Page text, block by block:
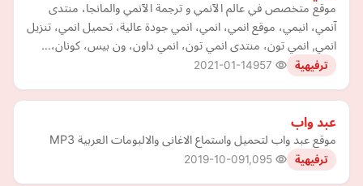
موقع متخصص في عالم الآنمي و ترجمة الآنمي والمانجا، منتدى
آنمي، انيمي، موقع انمي، انمي، انمي جودة عالية، تحميل انمي، تنزيل
انمي, انمي تون، منتدى انمي تون، انمي داون، ون بيس، كونان،…
ترفيهية 2021-01-14
عبد واب
موقع عبد واب لتحميل واستماع الاغانى والالبومات العربية MP3
ترفيهية 2019-10-09